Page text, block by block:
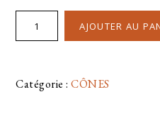
AJOUTER AU
Catégorie :CÔNES